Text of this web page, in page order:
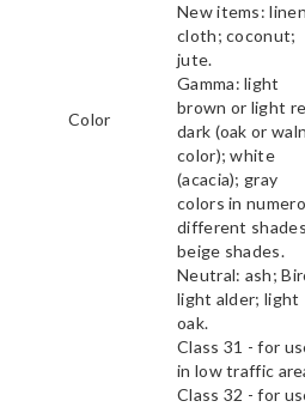
Color
New items: linen
cloth; coconut;
jute.
Gamma: light
brown or light
dark (oak or
color); white
(acacia); gray
colors in
different
beige shades.
Neutral: ash;
light alder; light
oak.
Class 31 - for
in low traffic
Class 32 - for